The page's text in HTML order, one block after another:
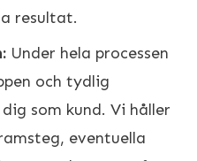
resultat.
Under hela processen
och tydlig
som kund. Vi håller
eventuella